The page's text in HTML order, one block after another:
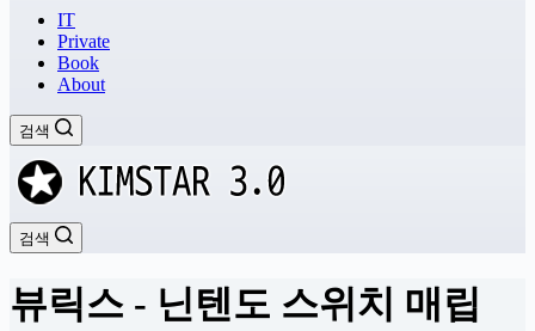
IT
Private
Book
About
검색
검색
뷰릭스 - 닌텐도 스위치 매립